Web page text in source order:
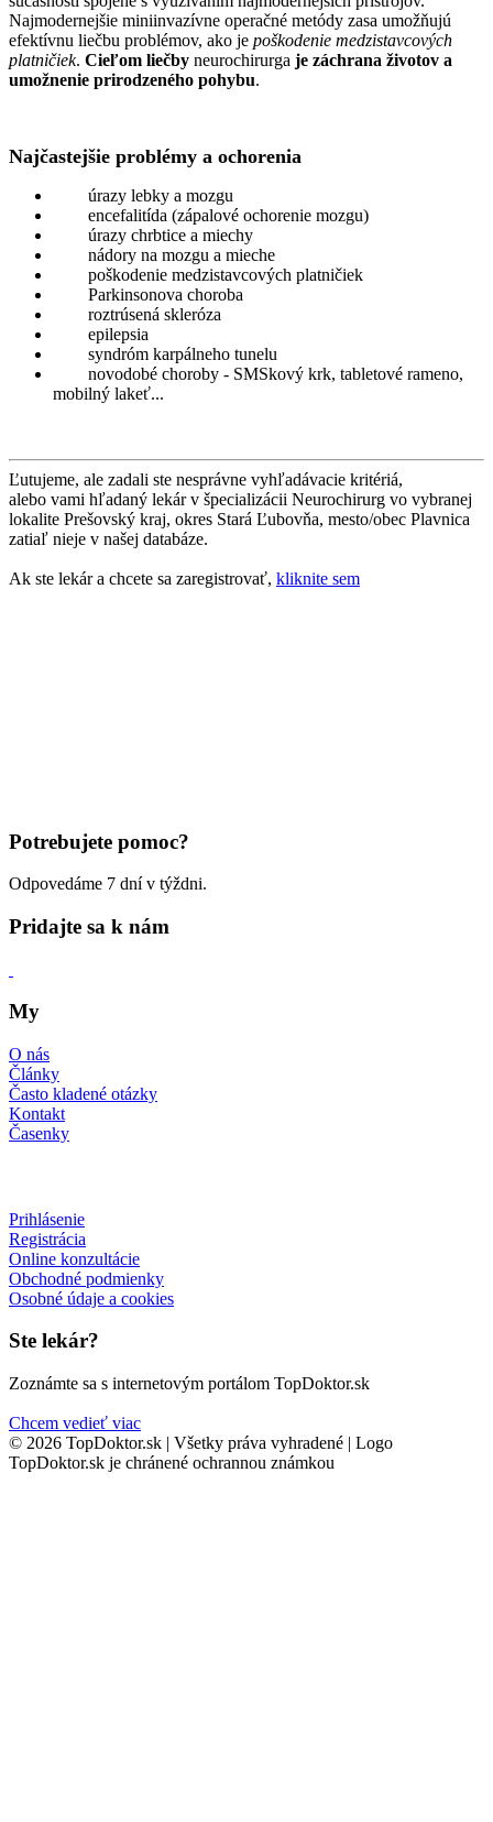
Najmodernejšie miniinvazívne operačné metódy zasa umožňujú
efektívnu liečbu problémov, ako je poškodenie medzistavcových
platničiek. Cieľom liečby neurochirurga je záchrana životov a
umožnenie prirodzeného pohybu.
Najčastejšie problémy a ochorenia
úrazy lebky a mozgu
encefalitída (zápalové ochorenie mozgu)
úrazy chrbtice a miechy
nádory na mozgu a mieche
poškodenie medzistavcových platničiek
Parkinsonova choroba
roztrúsená skleróza
epilepsia
syndróm karpálneho tunelu
novodobé choroby - SMSkový krk, tabletové rameno,
mobilný lakeť...
Ľutujeme, ale zadali ste nesprávne vyhľadávacie kritériá,
alebo vami hľadaný lekár v špecializácii Neurochirurg vo vybranej
lokalite Prešovský kraj, okres Stará Ľubovňa, mesto/obec Plavnica
zatiaľ nieje v našej databáze.
Ak ste lekár a chcete sa zaregistrovať, kliknite sem
Potrebujete pomoc?
Odpovedáme 7 dní v týždni.
Pridajte sa k nám
My
O nás
Články
Často kladené otázky
Kontakt
Časenky
Prihlásenie
Registrácia
Online konzultácie
Obchodné podmienky
Osobné údaje a cookies
Ste lekár?
Zoznámte sa s internetovým portálom TopDoktor.sk
Chcem vedieť viac
© 2026 TopDoktor.sk | Všetky práva vyhradené | Logo
TopDoktor.sk je chránené ochrannou známkou